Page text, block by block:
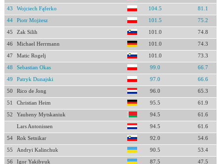
43 Wojciech Fąferko 104.5 81.1
44 Piotr Mojżesz 101.5 75.2
45 Zak Silih 101.0 74.8
46 Michael Herrmann 101.0 74.3
47 Matic Rogelj 101.0 73.3
48 Sebastian Okas 99.0 66.7
49 Patryk Dunajski 97.0 66.6
50 Rico de Jong 96.0 65.3
51 Christian Heim 95.5 61.9
52 Yauheny Mytskaniuk 94.5 61.6
Lars Antonissen 94.5 61.6
54 Rok Setnikar 92.0 54.6
55 Andryi Kalinchuk 90.5 53.4
56 Igor Yakibyuk 87.5 47.5